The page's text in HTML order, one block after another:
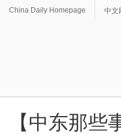
China Daily Homepage 中文
【中东那些